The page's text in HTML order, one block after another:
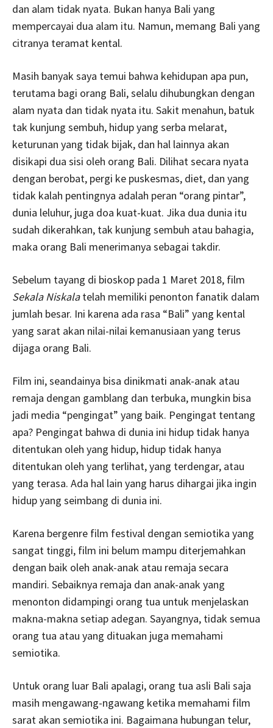
dan alam tidak nyata. Bukan hanya Bali yang
mempercayai dua alam itu. Namun, memang Bali yang
citranya teramat kental.
Masih banyak saya temui bahwa kehidupan apa pun,
terutama bagi orang Bali, selalu dihubungkan dengan
alam nyata dan tidak nyata itu. Sakit menahun, batuk
tak kunjung sembuh, hidup yang serba melarat,
keturunan yang tidak bijak, dan hal lainnya akan
disikapi dua sisi oleh orang Bali. Dilihat secara nyata
dengan berobat, pergi ke puskesmas, diet, dan yang
tidak kalah pentingnya adalah peran “orang pintar”,
dunia leluhur, juga doa kuat-kuat. Jika dua dunia itu
sudah dikerahkan, tak kunjung sembuh atau bahagia,
maka orang Bali menerimanya sebagai takdir.
Sebelum tayang di bioskop pada 1 Maret 2018, film
Sekala Niskalatelah memiliki penonton fanatik dalam
jumlah besar. Ini karena ada rasa “Bali” yang kental
yang sarat akan nilai-nilai kemanusiaan yang terus
dijaga orang Bali.
Film ini, seandainya bisa dinikmati anak-anak atau
remaja dengan gamblang dan terbuka, mungkin bisa
jadi media “pengingat” yang baik. Pengingat tentang
apa? Pengingat bahwa di dunia ini hidup tidak hanya
ditentukan oleh yang hidup, hidup tidak hanya
ditentukan oleh yang terlihat, yang terdengar, atau
yang terasa. Ada hal lain yang harus dihargai jika ingin
hidup yang seimbang di dunia ini.
Karena bergenre film festival dengan semiotika yang
sangat tinggi, film ini belum mampu diterjemahkan
dengan baik oleh anak-anak atau remaja secara
mandiri. Sebaiknya remaja dan anak-anak yang
menonton didampingi orang tua untuk menjelaskan
makna-makna setiap adegan. Sayangnya, tidak semua
orang tua atau yang dituakan juga memahami
semiotika.
Untuk orang luar Bali apalagi, orang tua asli Bali saja
masih mengawang-ngawang ketika memahami film
sarat akan semiotika ini. Bagaimana hubungan telur,